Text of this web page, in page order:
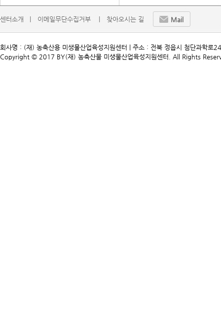
센터소개   | 이메일무단수집거부    | 찾아오시는 길 Mail
회사명 : (재) 농축산용 미생물산업육성지원센터 | 주소 : 전북 정읍시 첨단과
Copyright © 2017 BY(재) 농축산물 미생물산업육성지원센터. All Rights